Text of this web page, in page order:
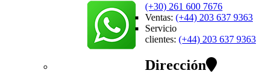
(+30) 261 600 7676
Ventas: (+44) 203 637 9363
Servicio
clientes: (+44) 203 637 9363
Dirección